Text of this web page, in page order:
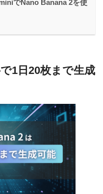
でNano Banana 2を使
1日20枚まで生成